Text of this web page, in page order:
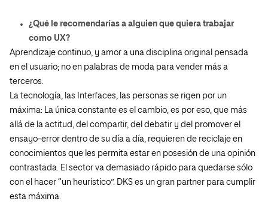
¿Qué le recomendarías a alguien que quiera trabajar
como UX?
Aprendizaje continuo, y amor a una disciplina original pensada
en el usuario; no en palabras de moda para vender más a
terceros.
La tecnología, las Interfaces, las personas se rigen por un
máxima: La única constante es el cambio, es por eso, que más
allá de la actitud, del compartir, del debatir y del promover el
ensayo-error dentro de su día a día, requieren de reciclaje en
conocimientos que les permita estar en posesión de una opinión
contrastada. El sector va demasiado rápido para quedarse sólo
con el hacer “un heurístico”. DKS es un gran partner para cumplir
esta máxima.